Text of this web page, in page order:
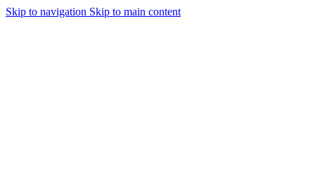
Skip to navigation Skip to main content